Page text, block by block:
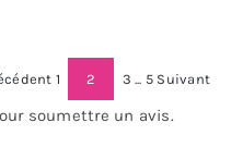
1
Page
2
3 ... 5 Suivant
soumettre un avis.